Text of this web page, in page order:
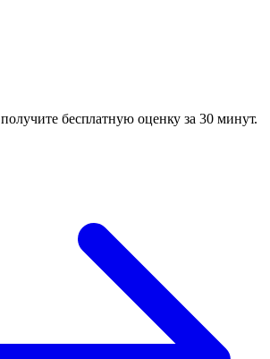
бесплатную оценку за 30 минут.